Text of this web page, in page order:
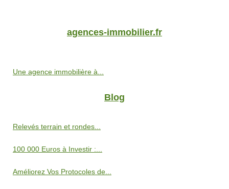
agences-immobilier.fr
Une agence immobilière à...
Blog
Relevés terrain et rondes...
100 000 Euros à Investir :...
Améliorez Vos Protocoles de...